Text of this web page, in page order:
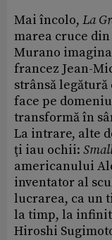
Mai încolo, La
marea cruce
Murano
francez Jean-
strânsă
face pe
transformă în
La intrare, alte
ţi iau ochii:
americanului
inventator al
lucrarea, ca un
la timp, la
Hiroshi